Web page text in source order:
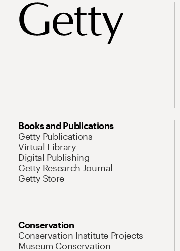
Books and Publications
Getty Publications
Virtual Library
Digital Publishing
Getty Research Journal
Getty Store
Conservation
Conservation Institute Projects
Museum Conservation